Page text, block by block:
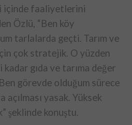
içinde faaliyetlerini
Özlü, “Ben köy
tarlalarda geçti. Tarım ve
çok stratejik. O yüzden
gıda ve tarıma değer
görevde olduğum sürece
açılması yasak. Yüksek
şeklinde konuştu.